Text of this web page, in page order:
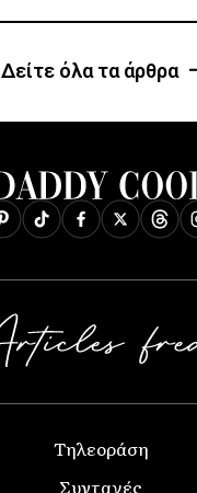
Δείτε όλα τα άρθρα
Τηλεοράση
Συνταγές